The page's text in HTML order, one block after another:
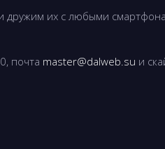
их с любыми
почта master@dalweb.su и